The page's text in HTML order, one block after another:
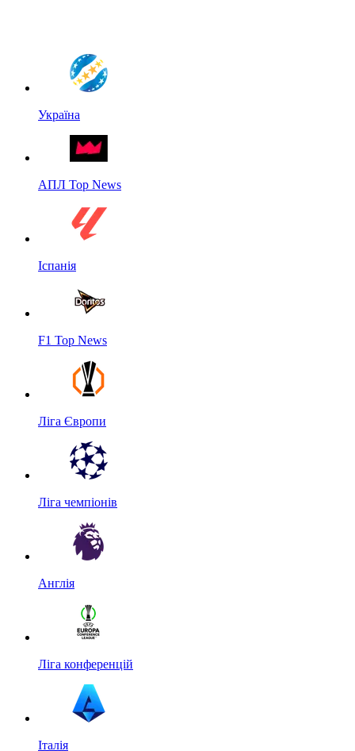
Україна
АПЛ Top News
Іспанія
F1 Top News
Ліга Європи
Ліга чемпіонів
Англія
Ліга конференцій
Італія